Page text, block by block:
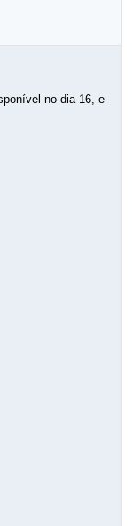
no dia 16, e